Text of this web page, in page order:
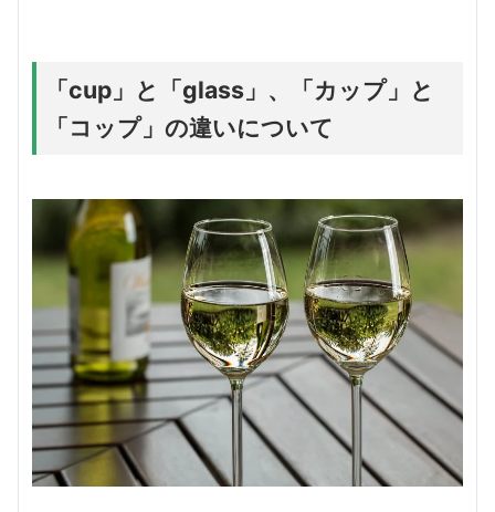
「cup」と「glass」、「カップ」と
「コップ」の違いについて